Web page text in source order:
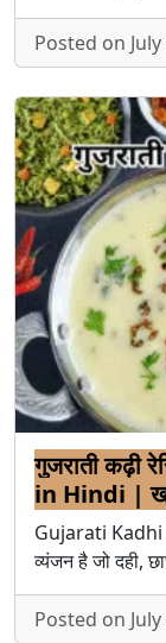
Posted on
गुजराती कढ़ी
in Hindi |
Gujarati Kadhi
व्यंजन है जो दही,
Posted on